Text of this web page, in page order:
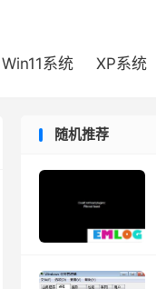
Win11系统 XP系统
随机推荐